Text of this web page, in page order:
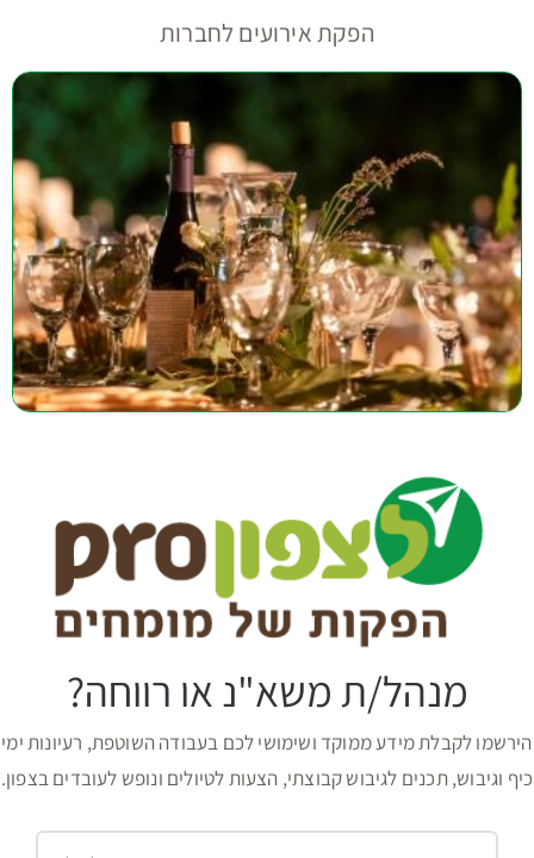
הפקת אירועים לחברות
מנהל/ת משא"נ או רווחה?
הירשמו לקבלת מידע ממוקד ושימושי לכם בעבודה השוטפת, רעיונות ימי
כיף וגיבוש, תכנים לגיבוש קבוצתי, הצעות לטיולים ונופש לעובדים בצפון.